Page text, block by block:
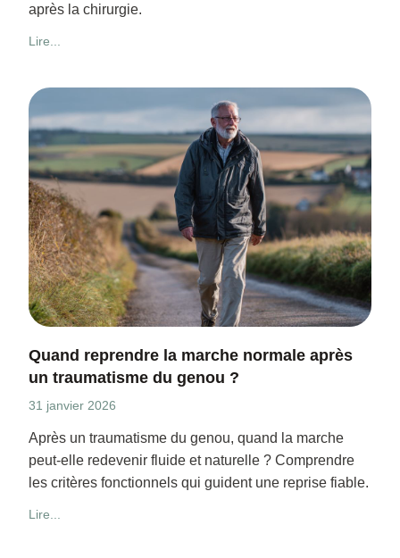
après la chirurgie.
Lire...
Quand reprendre la marche normale après
un traumatisme du genou ?
31 janvier 2026
Après un traumatisme du genou, quand la marche
peut-elle redevenir fluide et naturelle ? Comprendre
les critères fonctionnels qui guident une reprise fiable.
Lire...